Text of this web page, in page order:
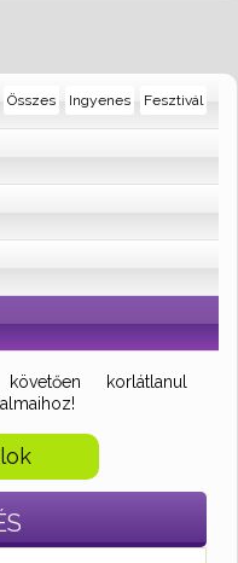
Fesztivál
Ingyenes
Összes
korlátlanul